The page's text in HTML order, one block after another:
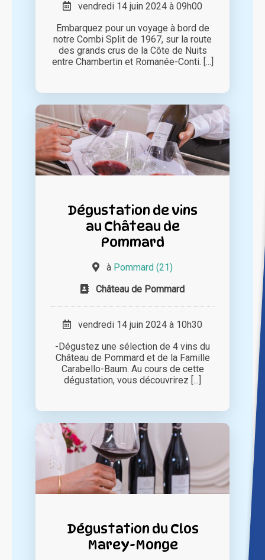
vendredi 14 juin 2024 à 09h00
Embarquez pour un voyage à bord de
notre Combi Split de 1967, sur la route
des grands crus de la Côte de Nuits
entre Chambertin et Romanée-Conti. [...]
Dégustation de vins
au Château de
Pommard
à Pommard (21)
Château de Pommard
vendredi 14 juin 2024 à 10h30
-Dégustez une sélection de 4 vins du
Château de Pommard et de la Famille
Carabello-Baum. Au cours de cette
dégustation, vous découvrirez [...]
Dégustation du Clos
Marey-Monge